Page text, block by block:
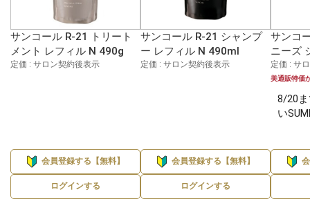
サンコール R-21 トリート
メント レフィル N 490g
定価 : サロン契約後表示
会員登録する【無料】
ログインする
サンコール R-21 シャンプ
ー レフィル N 490ml
定価 : サロン契約後表示
会員登録する【無料】
ログインする
サンコ
ニーズ
定価 : サ
美通販特価
8/20
い